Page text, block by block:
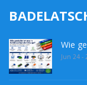
Wie
Jun 24 -